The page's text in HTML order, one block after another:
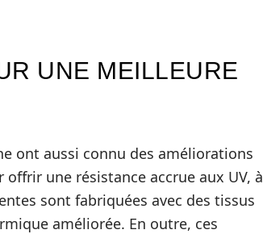
UNE MEILLEURE
ont aussi connu des améliorations
une résistance accrue aux UV, à
sont fabriquées avec des tissus
améliorée. En outre, ces